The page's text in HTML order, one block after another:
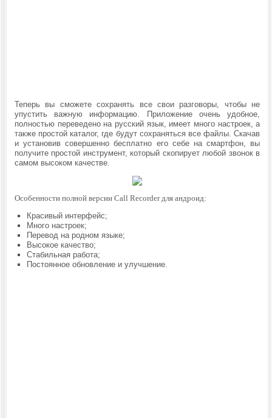
Теперь вы сможете сохранять все свои разговоры, чтобы не
упустить важную информацию. Приложение очень удобное,
полностью переведено на русский язык, имеет много настроек, а
также простой каталог, где будут сохраняться все файлы. Скачав
и установив совершенно бесплатно его себе на смартфон, вы
получите простой инструмент, который скопирует любой звонок в
самом высоком качестве.
Особенности полной версии Call Recorder для андроид:
Красивый интерфейс;
Много настроек;
Перевод на родном языке;
Высокое качество;
Стабильная работа;
Постоянное обновление и улучшение.